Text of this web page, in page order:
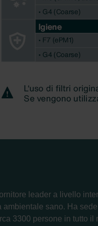
leader a livello
ambientale sano. Ha
3300 persone in tutto il